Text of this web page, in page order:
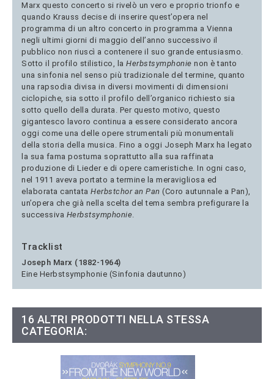
Marx questo concerto si rivelò un vero e proprio trionfo e
quando Krauss decise di inserire quest’opera nel
programma di un altro concerto in programma a Vienna
negli ultimi giorni di maggio dell’anno successivo il
pubblico non riuscì a contenere il suo grande entusiasmo.
Sotto il profilo stilistico, la Herbstsymphonie non è tanto
una sinfonia nel senso più tradizionale del termine, quanto
una rapsodia divisa in diversi movimenti di dimensioni
ciclopiche, sia sotto il profilo dell’organico richiesto sia
sotto quello della durata. Per questo motivo, questo
gigantesco lavoro continua a essere considerato ancora
oggi come una delle opere strumentali più monumentali
della storia della musica. Fino a oggi Joseph Marx ha legato
la sua fama postuma soprattutto alla sua raffinata
produzione di Lieder e di opere cameristiche. In ogni caso,
nel 1911 aveva portato a termine la meravigliosa ed
elaborata cantata Herbstchor an Pan (Coro autunnale a Pan),
un’opera che già nella scelta del tema sembra prefigurare la
successiva Herbstsymphonie.
Tracklist
Joseph Marx (1882-1964)
Eine Herbstsymphonie (Sinfonia dautunno)
16 ALTRI PRODOTTI NELLA STESSA
CATEGORIA: